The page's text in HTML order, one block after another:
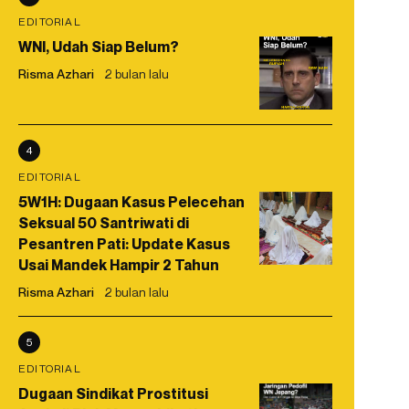
EDITORIAL
WNI, Udah Siap Belum?
Risma Azhari 2 bulan lalu
4
EDITORIAL
5W1H: Dugaan Kasus Pelecehan
Seksual 50 Santriwati di
Pesantren Pati: Update Kasus
Usai Mandek Hampir 2 Tahun
Risma Azhari 2 bulan lalu
5
EDITORIAL
Dugaan Sindikat Prostitusi